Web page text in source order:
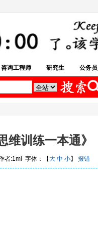
咨询工程师 研究生 公务员
维训练一本通》
者:1mi 字体：【大 中 小】 报错